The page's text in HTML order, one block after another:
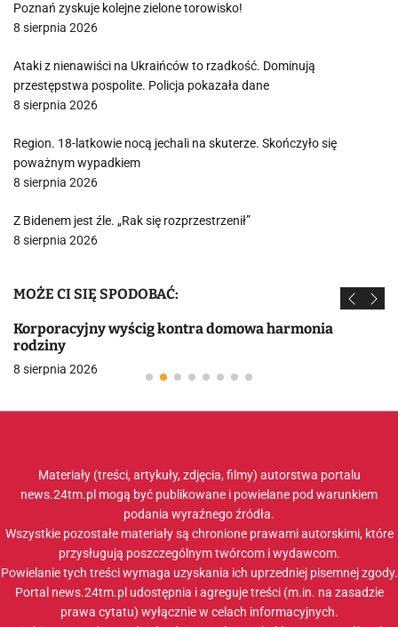
Poznań zyskuje kolejne zielone torowisko!
8 sierpnia 2026
Ataki z nienawiści na Ukraińców to rzadkość. Dominują
przestępstwa pospolite. Policja pokazała dane
8 sierpnia 2026
Region. 18-latkowie nocą jechali na skuterze. Skończyło się
poważnym wypadkiem
8 sierpnia 2026
Z Bidenem jest źle. „Rak się rozprzestrzenił”
8 sierpnia 2026
MOŻE CI SIĘ SPODOBAĆ:
Korporacyjny wyścig kontra domowa harmonia
rodziny
8 sierpnia 2026
Materiały (treści, artykuły, zdjęcia, filmy) autorstwa portalu
news.24tm.pl mogą być publikowane i powielane pod warunkiem
podania wyraźnego źródła.
Wszystkie pozostałe materiały są chronione prawami autorskimi, które
przysługują poszczególnym twórcom i wydawcom.
Powielanie tych treści wymaga uzyskania ich uprzedniej pisemnej zgody.
Portal news.24tm.pl udostępnia i agreguje treści (m.in. na zasadzie
prawa cytatu) wyłącznie w celach informacyjnych.